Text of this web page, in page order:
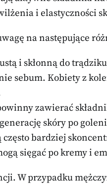
i elastyczności
na następujące
i skłonną do
sebum. Kobiety z
zawierać
skóry po
bardziej
sięgać po kremy i
W przypadku